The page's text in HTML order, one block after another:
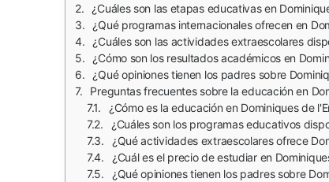
¿Cuáles son las etapas educativas en
¿Qué programas internacionales ofrecen en
¿Cuáles son las actividades extraescolares
¿Cómo son los resultados académicos en
¿Qué opiniones tienen los padres sobre
Preguntas frecuentes sobre la educación en
¿Cómo es la educación en Dominiques de
¿Cuáles son los programas educativos
¿Qué actividades extraescolares ofrece
¿Cuál es el precio de estudiar en
¿Qué opiniones tienen los padres sobre